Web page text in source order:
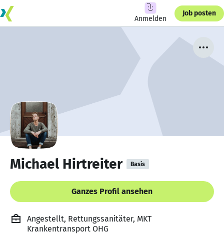
Anmelden
Job posten
Michael Hirtreiter Basis
Ganzes Profil ansehen
Angestellt, Rettungssanitäter, MKT
Krankentransport OHG